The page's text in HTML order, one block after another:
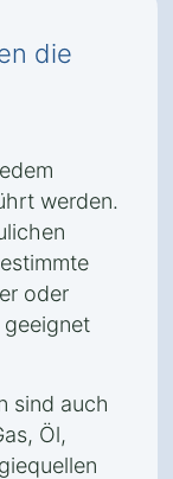
die
werden.
oder
sind auch
Öl,